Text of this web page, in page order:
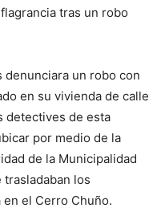
tras un robo
denunciara un robo con
en su vivienda de calle
detectives de esta
por medio de la
de la Municipalidad
los
el Cerro Chuño.